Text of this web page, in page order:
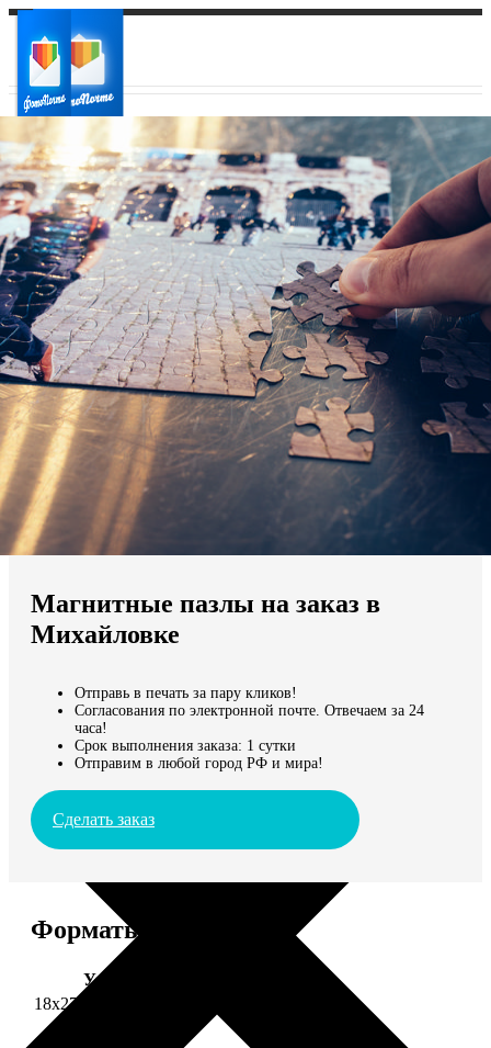
Ваш город:
Ваш регион доставки
Выберите из списка:
Мы доставляем по всему миру
Продолжить без города
Магнитные пазлы на заказ в
Михайловке
Отправь в печать за пару кликов!
Согласования по электронной почте. Отвечаем за 24
часа!
Срок выполнения заказа: 1 сутки
Отправим в любой город РФ и мира!
Сделать заказ
Форматы и цены
Услуга
18х27 см 126 частей